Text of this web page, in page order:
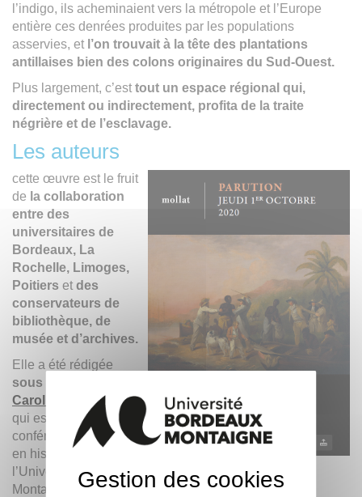
l’indigo, ils acheminaient vers la métropole et l’Europe
entière ces denrées produites par les populations
asservies, et l’on trouvait à la tête des plantations
antillaises bien des colons originaires du Sud-Ouest.
Plus largement, c’est tout un espace régional qui,
directement ou indirectement, profita de la traite
négrière et de l’esclavage.
Les auteurs
Télécharger le dossier de presse
cette œuvre est le fruit
de la collaboration
entre des
universitaires de
Bordeaux, La
Rochelle, Limoges,
Poitiers et des
conservateurs de
bibliothèque, de
musée et d’archives.
Elle a été rédigée
sous la direction de
Caroline Le Mao
qui est maîtresse de
conférences habilitée
en histoire moderne à
l’Université Bordeaux
Montaigne. À laGestion des cookies